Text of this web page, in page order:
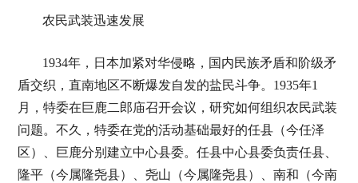
农民武装迅速发展
1934年，日本加紧对华侵略，国内民族矛盾和阶级矛
盾交织，直南地区不断爆发自发的盐民斗争。1935年1
月，特委在巨鹿二郎庙召开会议，研究如何组织农民武装
问题。不久，特委在党的活动基础最好的任县（今任泽
区）、巨鹿分别建立中心县委。任县中心县委负责任县、
隆平（今属隆尧县）、尧山（今属隆尧县）、南和（今南